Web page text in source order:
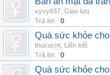
vyvy937 Giao lưu
Trả lời:
0
Quà sức khỏe
thucucnt Liên kết
Trả lời:
0
Quà sức khỏe